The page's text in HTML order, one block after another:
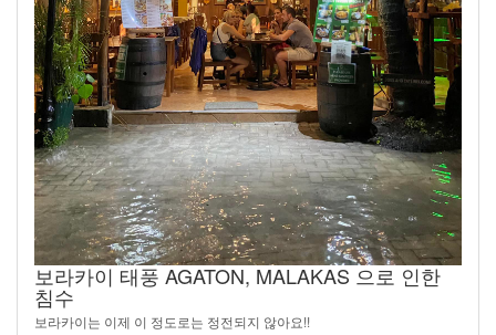
보라카이 태풍 AGATON, MALAKAS 으로 인한
침수
보라카이는 이제 이 정도로는 정전되지 않아요!!